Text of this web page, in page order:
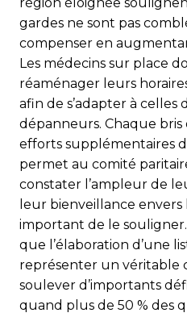
gardes ne sont pas
compenser en
Les médecins sur place
réaménager leurs
afin de s’adapter à celles
dépanneurs. Chaque bris
efforts supplémentaires
permet au comité
constater l’ampleur de
leur bienveillance
important de le
que l’élaboration d’une
représenter un véritable
soulever d’importants
quand plus de 50 % des